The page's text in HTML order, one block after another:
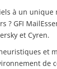
à un
? GFI
et Cyren.
et